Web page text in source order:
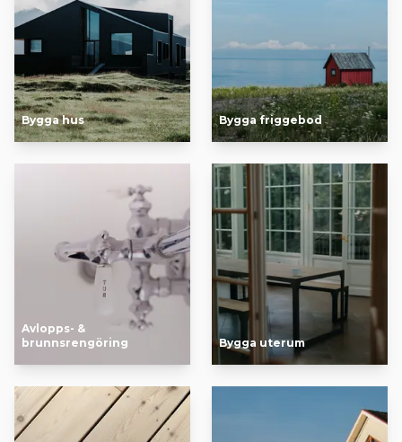
Bygga hus Bygga friggebod
Avlopps- &
brunnsrengöring
Bygga uterum